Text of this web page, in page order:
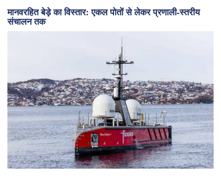
मानवरहित बेड़े का विस्तार: एकल पोतों से लेकर प्रणाली-स्तरीय
संचालन तक